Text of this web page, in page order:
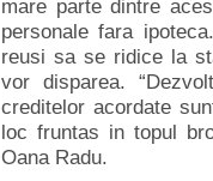
mare parte dintre
personale fara
reusi sa se ridice la
vor disparea.
creditelor acordate
loc fruntas in topul
Oana Radu.